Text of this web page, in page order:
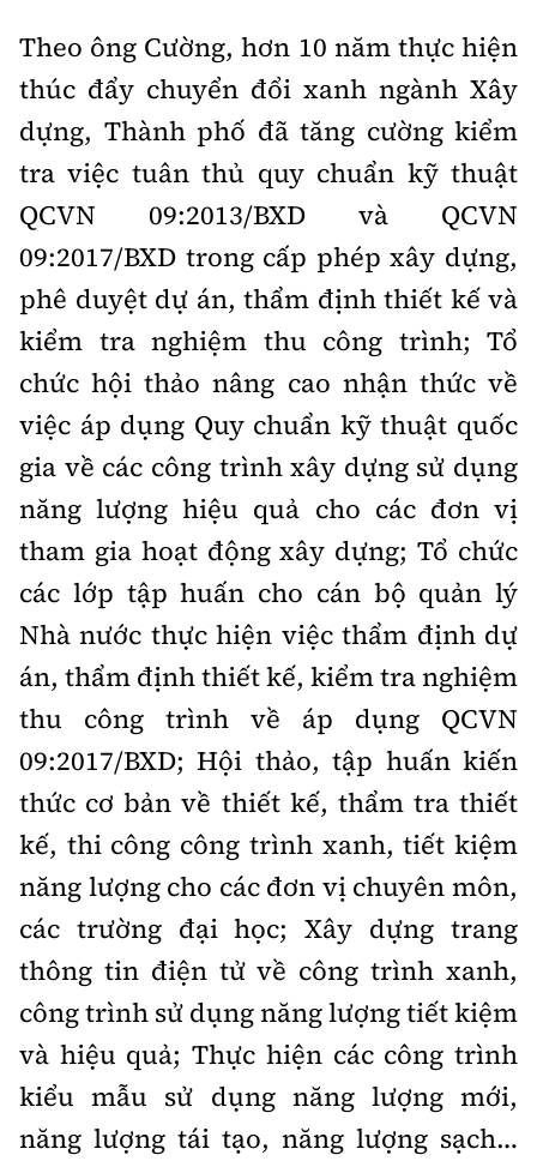
Theo ông Cường, hơn 10 năm thực hiện
thúc đẩy chuyển đổi xanh ngành Xây
dựng, Thành phố đã tăng cường kiểm
tra việc tuân thủ quy chuẩn kỹ thuật
QCVN 09:2013/BXD và QCVN
09:2017/BXD trong cấp phép xây dựng,
phê duyệt dự án, thẩm định thiết kế và
kiểm tra nghiệm thu công trình; Tổ
chức hội thảo nâng cao nhận thức về
việc áp dụng Quy chuẩn kỹ thuật quốc
gia về các công trình xây dựng sử dụng
năng lượng hiệu quả cho các đơn vị
tham gia hoạt động xây dựng; Tổ chức
các lớp tập huấn cho cán bộ quản lý
Nhà nước thực hiện việc thẩm định dự
án, thẩm định thiết kế, kiểm tra nghiệm
thu công trình về áp dụng QCVN
09:2017/BXD; Hội thảo, tập huấn kiến
thức cơ bản về thiết kế, thẩm tra thiết
kế, thi công công trình xanh, tiết kiệm
năng lượng cho các đơn vị chuyên môn,
các trường đại học; Xây dựng trang
thông tin điện tử về công trình xanh,
công trình sử dụng năng lượng tiết kiệm
và hiệu quả; Thực hiện các công trình
kiểu mẫu sử dụng năng lượng mới,
năng lượng tái tạo, năng lượng sạch…